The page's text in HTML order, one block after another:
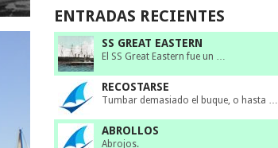
ENTRADAS RECIENTES
SS GREAT EASTERN
El SS Great Eastern fue un …
RECOSTARSE
Tumbar demasiado el buque, o hasta …
ABROLLOS
Abrojos.